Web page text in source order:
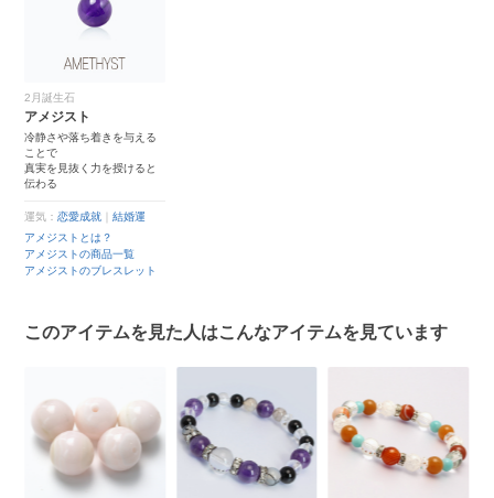
2月誕生石
アメジスト
冷静さや落ち着きを与える
ことで
真実を見抜く力を授けると
伝わる
運気：恋愛成就 ｜結婚運
アメジストとは？
アメジストの商品一覧
アメジストのブレスレット
このアイテムを見た人はこんなアイテムを見ています